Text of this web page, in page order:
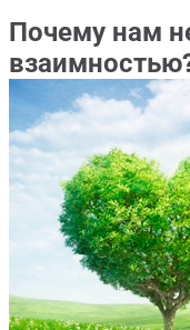
Почему нам